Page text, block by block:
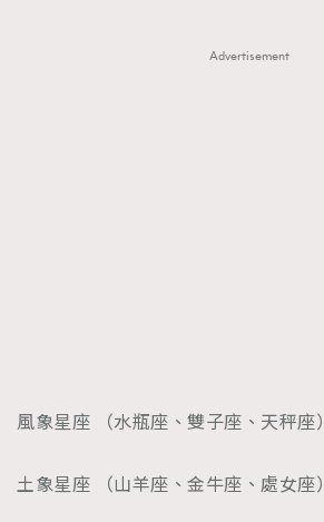
Advertisement
風象星座 （水瓶座、雙子座、天秤座）
土象星座 （山羊座、金牛座、處女座）